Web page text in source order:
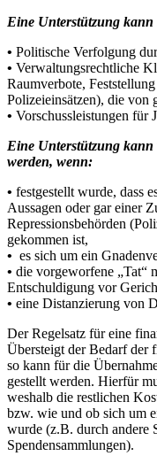
Eine Unterstützung
• Politische Verfolgung
• Verwaltungsrechtliche
Raumverbote,
Polizeieinsätzen), die von
• Vorschussleistungen für
Eine Unterstützung kann
werden, wenn:
• festgestellt wurde, dass
Aussagen oder gar einer
Repressionsbehörden
gekommen ist,
• es sich um ein
• die vorgeworfene „Tat“
Entschuldigung vor
• eine Distanzierung von
Der Regelsatz für eine
Übersteigt der Bedarf der
so kann für die
gestellt werden. Hierfür
weshalb die restlichen
bzw. wie und ob sich um
wurde (z.B. durch andere
Spendensammlungen).